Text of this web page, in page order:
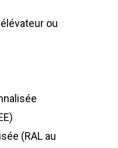
ou
(RAL au
LA SOCIÉTÉ
Nos infrastructures
Compacteurs
Postes Fixes vérins
Bennes ampliroll
ACTUALITÉS
CONTACT